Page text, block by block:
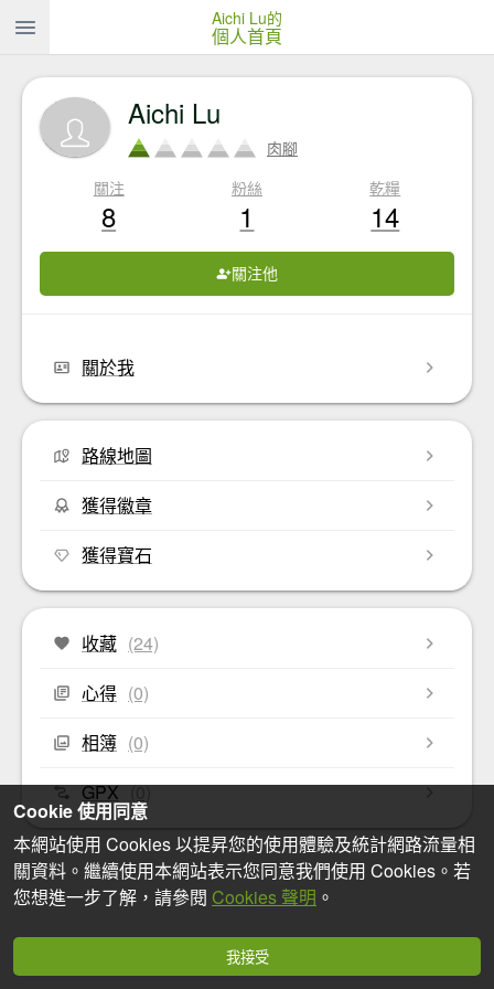
Aichi Lu的
個人首頁
Aichi Lu
肉腳
關注
8
粉絲
1
乾糧
14
關注他
關於我
路線地圖
獲得徽章
獲得寶石
收藏 (24)
心得 (0)
相簿 (0)
GPX (0)
Cookie 使用同意
本網站使用 Cookies 以提昇您的使用體驗及統計網路流量相
關資料。繼續使用本網站表示您同意我們使用 Cookies。若
您想進一步了解，請參閱 Cookies 聲明 。
我接受